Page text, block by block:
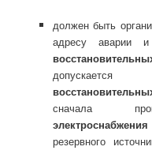
должен быть
адресу аварии
сначала
электроснабжения
резервного